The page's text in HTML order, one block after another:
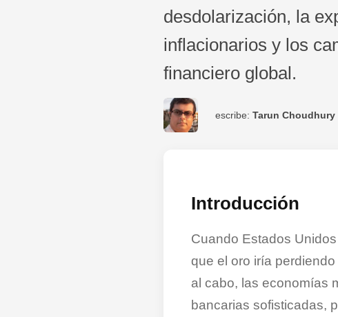
desdolarización, la
inflacionarios y los
financiero global.
escribe: Tarun Choudhury
Introducción
Cuando Estados
que el oro iría
al cabo, las economías
bancarias sofisticadas,